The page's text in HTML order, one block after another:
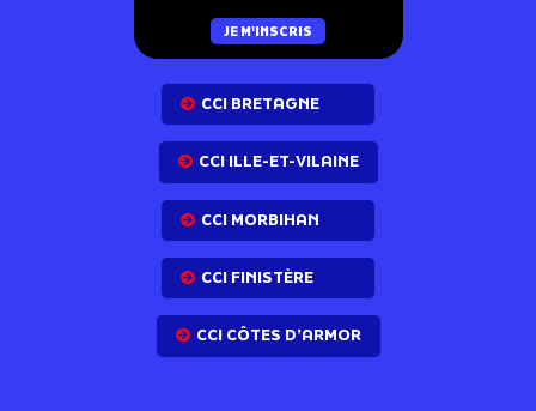
JE M'INSCRIS
CCI BRETAGNE
CCI ILLE-ET-VILAINE
CCI MORBIHAN
CCI FINISTÈRE
CCI CÔTES D’ARMOR